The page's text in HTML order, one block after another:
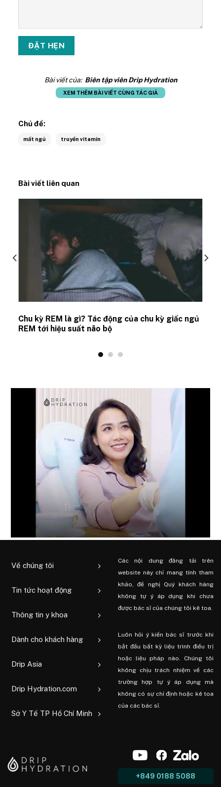
Bài viết của: Biên tập viên Drip Hydration
XEM THÊM BÀI VIẾT CÙNG TÁC GIẢ
Chủ đề:
mất ngủ truyền vitamin
Bài viết liên quan
Chu kỳ REM là gì? Tác động của chu kỳ giấc ngủ
REM tới hiệu suất não bộ
Về chúng tôi
Tin tức hoạt động
Thông tin y khoa
Dành cho khách hàng
Drip Asia
Drip Hydration.com
Sở Y Tế TP Hồ Chí Minh
Các nội dung đăng tải trên
website này chỉ mang tính tham
khảo, đề nghị Quý khách hàng
không tự ý áp dụng khi chưa
được bác sĩ của chúng tôi kê toa.
Luôn hỏi ý kiến ​​bác sĩ trước khi
bắt đầu bất kỳ liệu trình điều trị
hoặc liệu pháp nào. Chúng tôi
không chịu trách nhiệm về các
trường hợp tự ý áp dụng mà
không có sự chỉ định hoặc kê toa
của các bác sĩ.
+849 0188 5088